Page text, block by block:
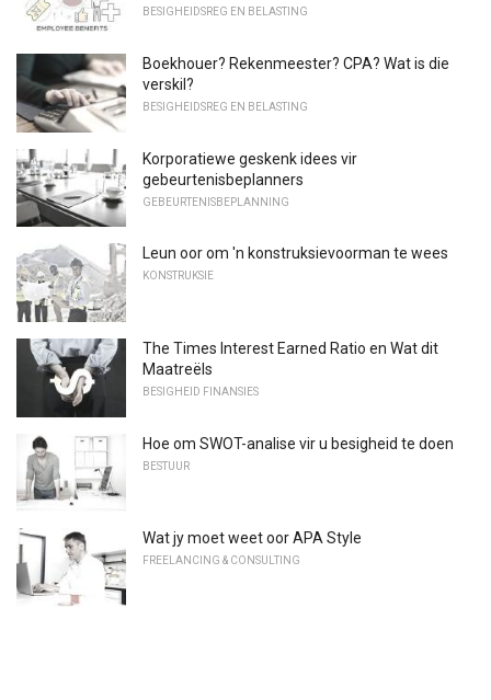
BESIGHEIDSREG EN BELASTING
Boekhouer? Rekenmeester? CPA? Wat is die
verskil?
BESIGHEIDSREG EN BELASTING
Korporatiewe geskenk idees vir
gebeurtenisbeplanners
GEBEURTENISBEPLANNING
Leun oor om 'n konstruksievoorman te wees
KONSTRUKSIE
The Times Interest Earned Ratio en Wat dit
Maatreëls
BESIGHEID FINANSIES
Hoe om SWOT-analise vir u besigheid te doen
BESTUUR
Wat jy moet weet oor APA Style
FREELANCING & CONSULTING